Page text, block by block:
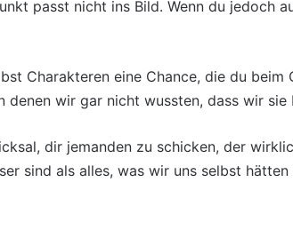
passt nicht ins Bild. Wenn du jedoch
Charakteren eine Chance, die du
denen wir gar nicht wussten, dass wir sie
dir jemanden zu schicken, der
sind als alles, was wir uns selbst hätten